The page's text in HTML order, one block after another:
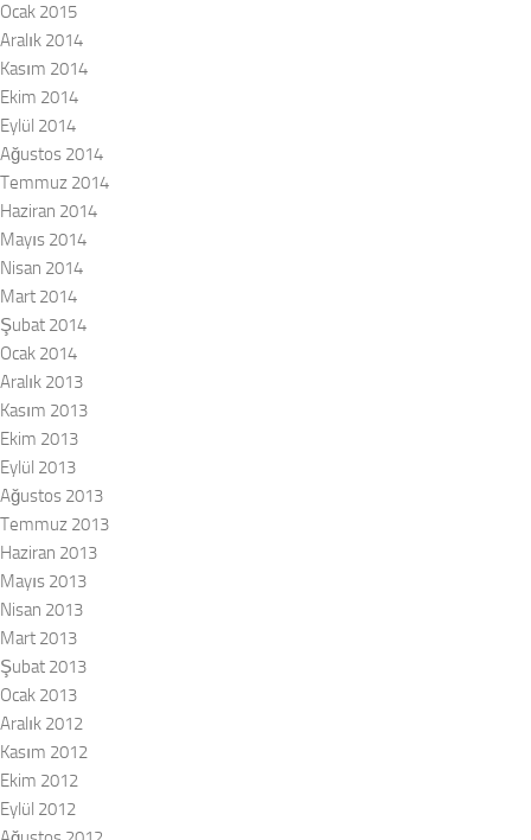
Ocak 2015
Aralık 2014
Kasım 2014
Ekim 2014
Eylül 2014
Ağustos 2014
Temmuz 2014
Haziran 2014
Mayıs 2014
Nisan 2014
Mart 2014
Şubat 2014
Ocak 2014
Aralık 2013
Kasım 2013
Ekim 2013
Eylül 2013
Ağustos 2013
Temmuz 2013
Haziran 2013
Mayıs 2013
Nisan 2013
Mart 2013
Şubat 2013
Ocak 2013
Aralık 2012
Kasım 2012
Ekim 2012
Eylül 2012